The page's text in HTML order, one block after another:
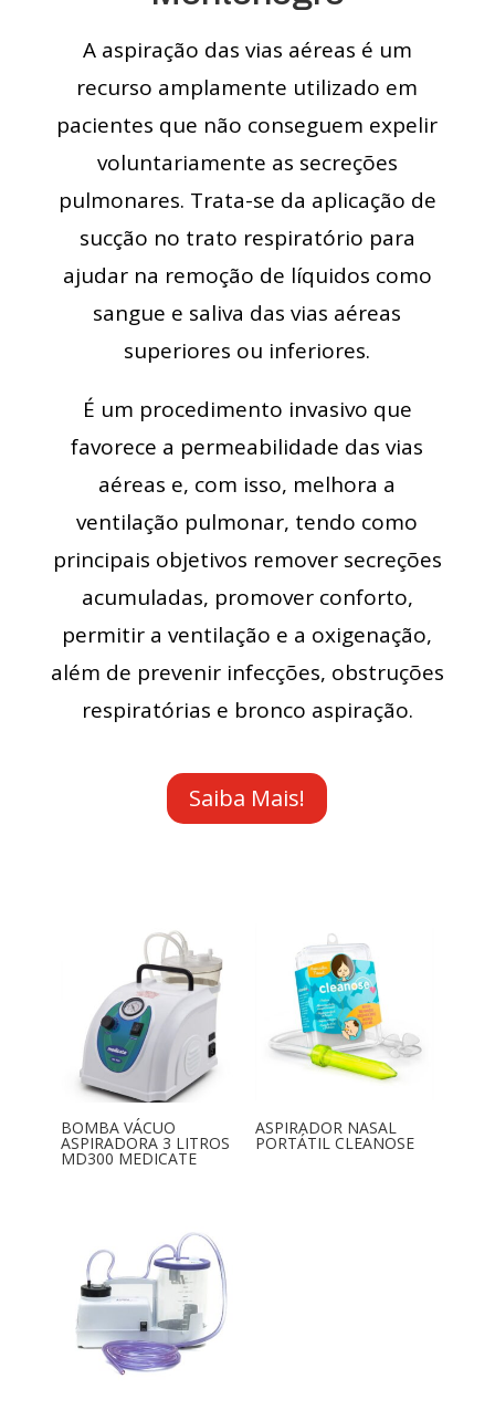
A aspiração das vias aéreas é um
recurso amplamente utilizado em
pacientes que não conseguem expelir
voluntariamente as secreções
pulmonares. Trata-se da aplicação de
sucção no trato respiratório para
ajudar na remoção de líquidos como
sangue e saliva das vias aéreas
superiores ou inferiores.
É um procedimento invasivo que
favorece a permeabilidade das vias
aéreas e, com isso, melhora a
ventilação pulmonar, tendo como
principais objetivos remover secreções
acumuladas, promover conforto,
permitir a ventilação e a oxigenação,
além de prevenir infecções, obstruções
respiratórias e bronco aspiração.
Saiba Mais!
BOMBA VÁCUO
ASPIRADORA 3 LITROS
MD300 MEDICATE
ASPIRADOR NASAL
PORTÁTIL CLEANOSE